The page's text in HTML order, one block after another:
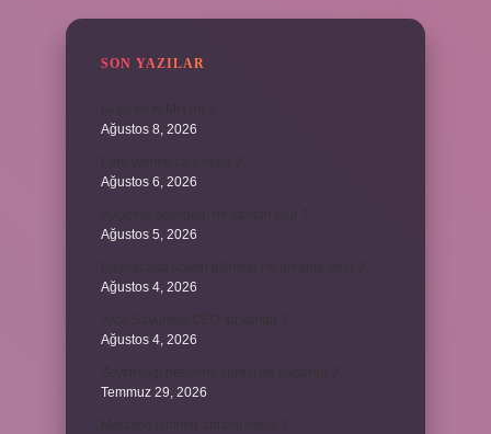
SON YAZILAR
Ağustos 8, 2026
Ağustos 6, 2026
Ağustos 5, 2026
Ağustos 4, 2026
Ağustos 4, 2026
Temmuz 29, 2026